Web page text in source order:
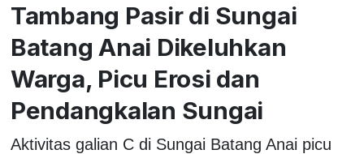
Tambang Pasir di Sungai
Batang Anai Dikeluhkan
Warga, Picu Erosi dan
Pendangkalan Sungai
Aktivitas galian C di Sungai Batang Anai picu